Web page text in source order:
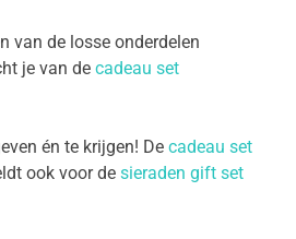
van de losse onderdelen
je van de cadeau set
én te krijgen! De cadeau set
ook voor de sieraden gift set